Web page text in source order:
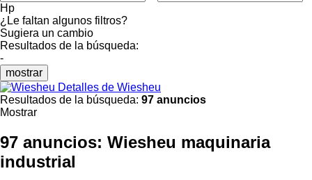
Hp
¿Le faltan algunos filtros?
Sugiera un cambio
Resultados de la búsqueda:
-
mostrar
Detalles de Wiesheu
Resultados de la búsqueda: 97 anuncios
Mostrar
97 anuncios: Wiesheu maquinaria
industrial